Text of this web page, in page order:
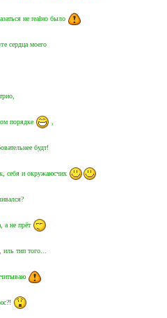
не realно было
сердца моего
порядке ,
будт!
себя и окружаюсчих
а не прёт
иль тип того...